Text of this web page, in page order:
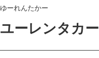
ゆーれんたかー
ユーレンタカー